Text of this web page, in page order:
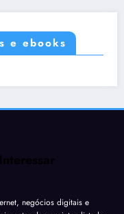
e ebooks
negócios digitais e